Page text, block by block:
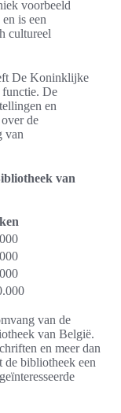
voorbeeld
is een
cultureel
De Koninklijke
De
en
de
van
van
van de
van België.
en meer dan
de bibliotheek een